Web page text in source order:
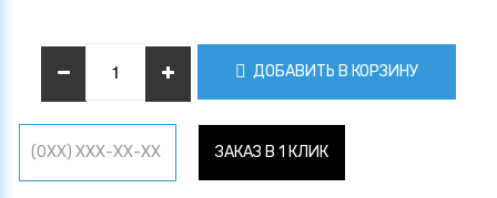
ДОБАВИТЬ В КОРЗИНУ
ЗАКАЗ В 1 КЛИК